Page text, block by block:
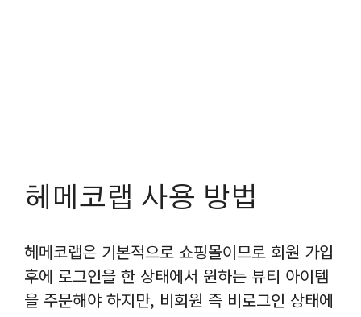
헤메코랩 사용 방법
헤메코랩은 기본적으로 쇼핑몰이므로 회원 가입
후에 로그인을 한 상태에서 원하는 뷰티 아이템
을 주문해야 하지만, 비회원 즉 비로그인 상태에